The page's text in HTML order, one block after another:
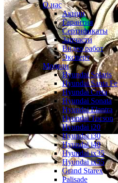
О нас
Акции
Гарантия
Сертификаты
Запчасти
Видео работ
Эксперт
Модели
Hyundai Solaris
Hyundai Santa Fe
Hyundai Creta
Hyundai Sonata
Hyundai Elantra
Hyundai Tucson
Hyundai i20
Hyundai i30
Hyundai i40
Hyundai ix35
Hyundai ix55
Grand Starex
Palisade